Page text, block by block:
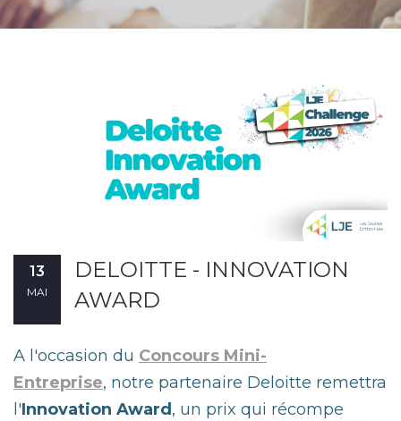
13
MAI
DELOITTE - INNOVATION
AWARD
A l'occasion du Concours Mini-
Entreprise, notre partenaire Deloitte remettra
l'Innovation Award , un prix qui récompe